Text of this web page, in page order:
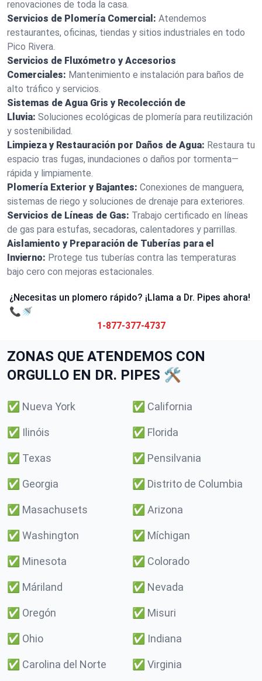
renovaciones de toda la casa.
Servicios de Plomería Comercial: Atendemos
restaurantes, oficinas, tiendas y sitios industriales en todo
Pico Rivera.
Servicios de Fluxómetro y Accesorios
Comerciales: Mantenimiento e instalación para baños de
alto tráfico y servicios.
Sistemas de Agua Gris y Recolección de
Lluvia: Soluciones ecológicas de plomería para reutilización
y sostenibilidad.
Limpieza y Restauración por Daños de Agua: Restaura tu
espacio tras fugas, inundaciones o daños por tormenta—
rápida y limpiamente.
Plomería Exterior y Bajantes: Conexiones de manguera,
sistemas de riego y soluciones de drenaje para exteriores.
Servicios de Líneas de Gas: Trabajo certificado en líneas
de gas para estufas, secadoras, calentadores y parrillas.
Aislamiento y Preparación de Tuberías para el
Invierno: Protege tus tuberías contra las temperaturas
bajo cero con mejoras estacionales.
¿Necesitas un plomero rápido? ¡Llama a Dr. Pipes ahora!
📞🚿
1-877-377-4737
ZONAS QUE ATENDEMOS CON
ORGULLO EN DR. PIPES 🛠️
✅ Nueva York ✅ California
✅ Ilinóis ✅ Florida
✅ Texas ✅ Pensilvania
✅ Georgia ✅ Distrito de Columbia
✅ Masachusets ✅ Arizona
✅ Washington ✅ Míchigan
✅ Minesota ✅ Colorado
✅ Máriland ✅ Nevada
✅ Oregón ✅ Misuri
✅ Ohio ✅ Indiana
✅ Carolina del Norte ✅ Virginia